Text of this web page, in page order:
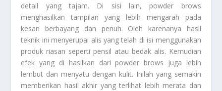
detail yang tajam. Di sisi lain, powder brows
menghasilkan tampilan yang lebih mengarah pada
kesan berbayang dan penuh. Oleh karenanya hasil
teknik ini menyerupai alis yang telah di isi menggunakan
produk riasan seperti pensil atau bedak alis. Kemudian
efek yang di hasilkan dari powder brows juga lebih
lembut dan menyatu dengan kulit. Inilah yang semakin
memberikan hasil akhir yang terlihat lebih merata dan